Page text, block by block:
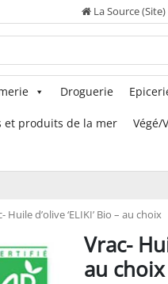
La Source (Site)
Droguerie
et produits de la mer Végé/
Huile d’olive ‘ELIKI’ Bio – au choix
Vrac-
au choix